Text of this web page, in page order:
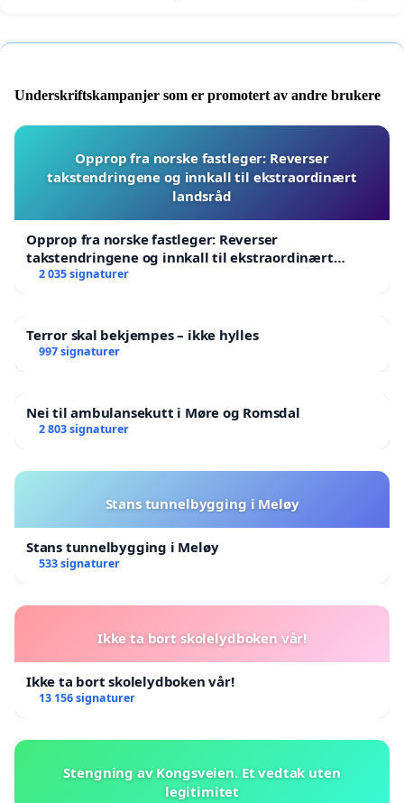
Underskriftskampanjer som er promotert av andre brukere
Opprop fra norske fastleger: Reverser
takstendringene og innkall til ekstraordinært
landsråd
Opprop fra norske fastleger: Reverser
takstendringene og innkall til ekstraordinært
landsråd
2 035 signaturer
Terror skal bekjempes – ikke hylles
997 signaturer
Nei til ambulansekutt i Møre og Romsdal
2 803 signaturer
Stans tunnelbygging i Meløy
Stans tunnelbygging i Meløy
533 signaturer
Ikke ta bort skolelydboken vår!
Ikke ta bort skolelydboken vår!
13 156 signaturer
Stengning av Kongsveien. Et vedtak uten
legitimitet